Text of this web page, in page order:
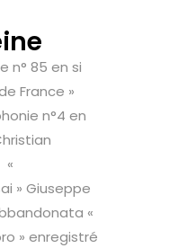
n° 85 en si
France »
n°4 en
«
» Giuseppe
«
» enregistré